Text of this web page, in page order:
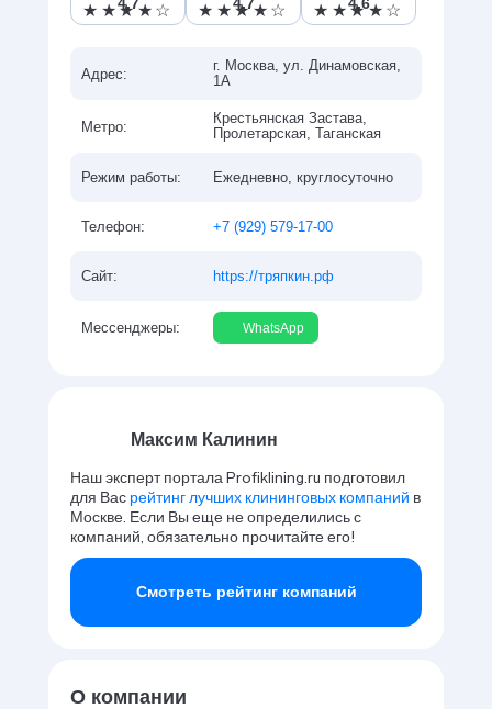
Адрес:
г. Москва, ул. Динамовская,
1А
Метро:
Крестьянская Застава,
Пролетарская, Таганская
Режим работы: Ежедневно, круглосуточно
Телефон: +7 (929) 579-17-00
Сайт: https://тряпкин.рф
Мессенджеры: WhatsApp
Максим Калинин
Наш эксперт портала Profiklining.ru подготовил
для Вас рейтинг лучших клининговых компаний в
Москве. Если Вы еще не определились с
компаний, обязательно прочитайте его!
Смотреть рейтинг компаний
О компании